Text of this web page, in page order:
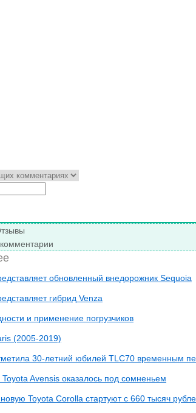
обновленный внедорожник Sequoia
гибрид Venza
и применение погрузчиков
(2005-2019)
30-летний юбилей TLC70 временным
Avensis оказалось под сомненьем
Toyota Corolla стартуют с 660 тысяч